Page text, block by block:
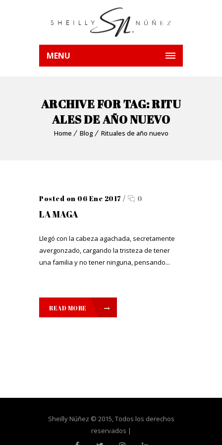
MENU
ARCHIVE FOR TAG: RITU
ALES DE AÑO NUEVO
Home Blog Rituales de año nuevo
Posted on 06 Ene 2017 / 0
LA MAGA
Llegó con la cabeza agachada, secretamente
avergonzado, cargando la tristeza de tener
una familia y no tener ninguna, pensando...
READ MORE
Sheilly Núñez © 2015, Todos los derechos
reservados |